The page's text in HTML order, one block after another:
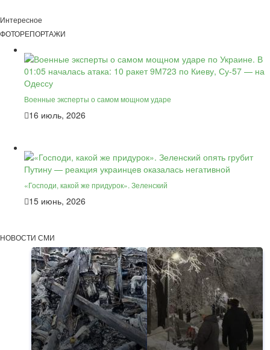
Интересное
ФОТОРЕПОРТАЖИ
Военные эксперты о самом мощном ударе
16 июль, 2026
«Господи, какой же придурок». Зеленский
15 июнь, 2026
НОВОСТИ СМИ